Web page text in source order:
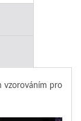
vzorováním pro